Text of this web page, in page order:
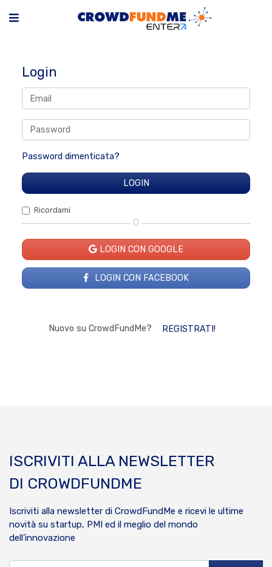
Login
Password dimenticata?
Ricordami
O
LOGIN CON GOOGLE
LOGIN CON FACEBOOK
Nuovo su CrowdFundMe? REGISTRATI!
ISCRIVITI ALLA NEWSLETTER
DI CROWDFUNDME
Iscriviti alla newsletter di CrowdFundMe e ricevi le ultime
novità su startup, PMI ed il meglio del mondo
dell’innovazione